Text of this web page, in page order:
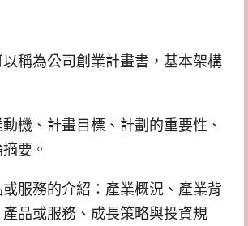
稱為公司創業計畫書，基本架構
機、計畫目標、計劃的重要性、
要。
服務的介紹：產業概況、產業背
品或服務、成長策略與投資規